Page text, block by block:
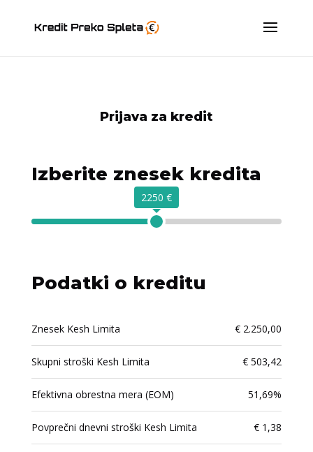
Prijava za kredit
Izberite znesek kredita
2250 €
Podatki o kreditu
Znesek Kesh Limita € 2.250,00
Skupni stroški Kesh Limita € 503,42
Efektivna obrestna mera (EOM) 51,69%
Povprečni dnevni stroški Kesh Limita € 1,38